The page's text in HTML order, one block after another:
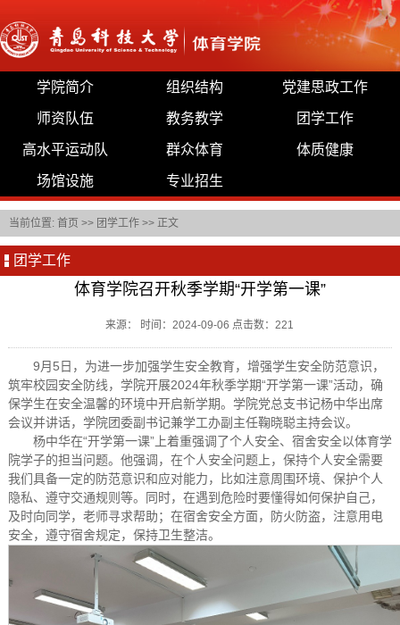
学院简介 组织结构 党建思政工作
师资队伍 教务教学 团学工作
高水平运动队 群众体育 体质健康
场馆设施 专业招生
当前位置: 首页 >> 团学工作 >> 正文
团学工作
体育学院召开秋季学期“开学第一课”
来源： 时间：2024-09-06 点击数：221
9月5日，为进一步加强学生安全教育，增强学生安全防范意识，
筑牢校园安全防线，学院开展2024年秋季学期“开学第一课”活动，确
保学生在安全温馨的环境中开启新学期。学院党总支书记杨中华出席
会议并讲话，学院团委副书记兼学工办副主任鞠晓聪主持会议。
杨中华在“开学第一课”上着重强调了个人安全、宿舍安全以体育学
院学子的担当问题。他强调，在个人安全问题上，保持个人安全需要
我们具备一定的防范意识和应对能力，比如注意周围环境、保护个人
隐私、遵守交通规则等。同时，在遇到危险时要懂得如何保护自己，
及时向同学，老师寻求帮助；在宿舍安全方面，防火防盗，注意用电
安全，遵守宿舍规定，保持卫生整洁。